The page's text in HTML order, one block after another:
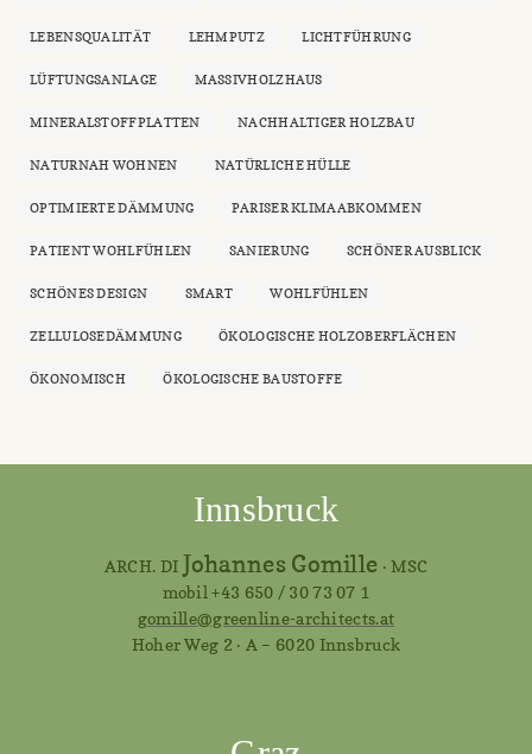
LEBENSQUALITÄT LEHMPUTZ LICHTFÜHRUNG
LÜFTUNGSANLAGE MASSIVHOLZHAUS
MINERALSTOFFPLATTEN NACHHALTIGER HOLZBAU
NATURNAH WOHNEN NATÜRLICHE HÜLLE
OPTIMIERTE DÄMMUNG PARISER KLIMAABKOMMEN
PATIENT WOHLFÜHLEN SANIERUNG SCHÖNER AUSBLICK
SCHÖNES DESIGN SMART WOHLFÜHLEN
ZELLULOSEDÄMMUNG ÖKOLOGISCHE HOLZOBERFLÄCHEN
ÖKONOMISCH ÖKOLOGISCHE BAUSTOFFE
Innsbruck
ARCH. DI Johannes Gomille · MSC
mobil +43 650 / 30 73 07 1
gomille@greenline-architects.at
Hoher Weg 2 · A – 6020 Innsbruck